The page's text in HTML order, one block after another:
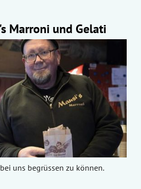
Marroni und Gelati
uns begrüssen zu können.